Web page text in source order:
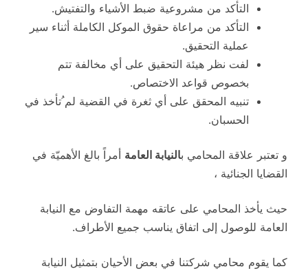
التأكد من مشروعية ضبط الأشياء والتفتيش.
التأكد من مراعاة حقوق الموكل الكاملة أثناء سير
عملية التحقيق.
لفت نظر هيئة التحقيق على أي مخالفة تتم
بخصوص قواعد الاختصاص.
تنبيه المحقق على أي ثغرة في القضية لم ُتأخذ في
الحسبان.
و تعتبر علاقة المحامي بالنيابة العامة أمراً بالغ الأهميّة في
القضايا الجنائية ،
حيث يأخذ المحامي على عاتقه مهمة التفاوض مع النيابة
العامة للوصول إلى اتفاق يناسب جميع الأطراف.
كما يقوم محامي شركتنا في بعض الأحيان بتمثيل النيابة